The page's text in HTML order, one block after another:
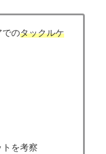
でのタックルケ
を考察